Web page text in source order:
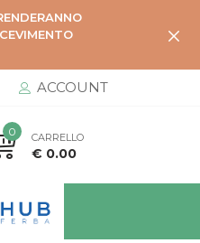
ACCOUNT
0 CARRELLO
€ 0.00